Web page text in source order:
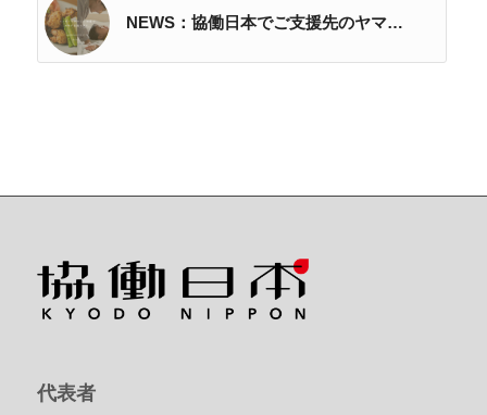
NEWS：協働日本でご支援先のヤマ…
代表者